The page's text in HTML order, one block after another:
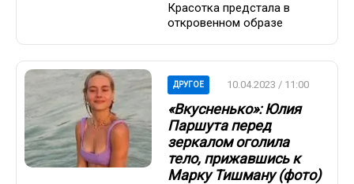
Красотка предстала в
откровенном образе
ДРУГОЕ 10.04.2023 / 11:00
«Вкусненько»: Юлия
Паршута перед
зеркалом оголила
тело, прижавшись к
Марку Тишману (фото)